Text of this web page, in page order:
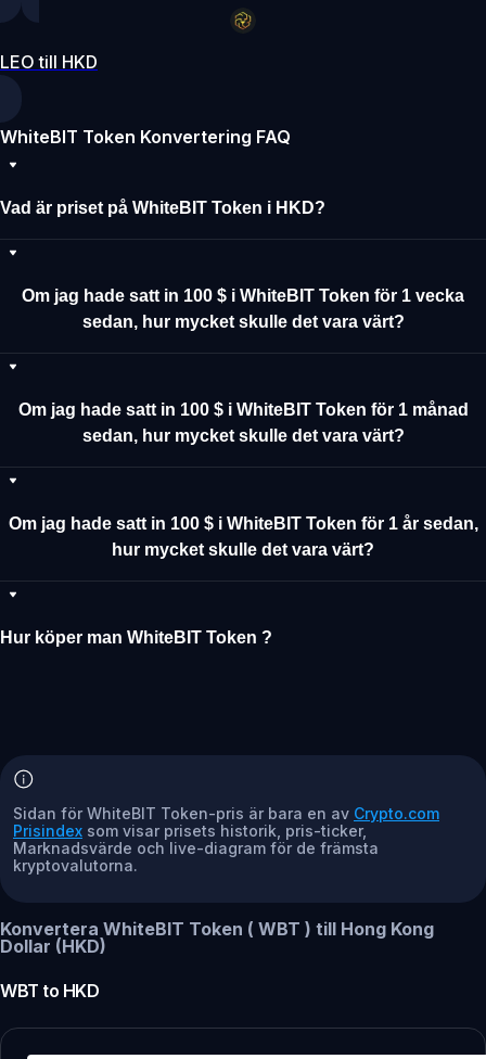
LEO till HKD
WhiteBIT Token Konvertering FAQ
Vad är priset på WhiteBIT Token i HKD?
Om jag hade satt in 100 $ i WhiteBIT Token för 1 vecka
sedan, hur mycket skulle det vara värt?
Om jag hade satt in 100 $ i WhiteBIT Token för 1 månad
sedan, hur mycket skulle det vara värt?
Om jag hade satt in 100 $ i WhiteBIT Token för 1 år sedan,
hur mycket skulle det vara värt?
Hur köper man WhiteBIT Token ?
Sidan för WhiteBIT Token-pris är bara en av Crypto.com
Prisindex som visar prisets historik, pris-ticker,
Marknadsvärde och live-diagram för de främsta
kryptovalutorna.
Konvertera WhiteBIT Token ( WBT ) till Hong Kong
Dollar (HKD)
WBT to HKD